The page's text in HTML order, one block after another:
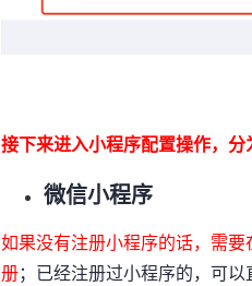
接下来进入小程序配置操作，
微信小程序
如果没有注册小程序的话，需
册；已经注册过小程序的，可以